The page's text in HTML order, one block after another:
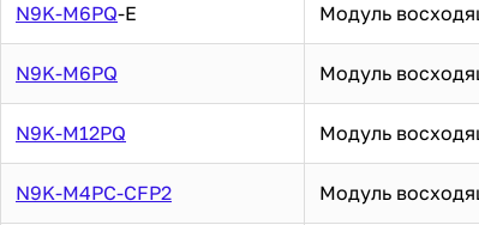
N9K-M6PQ-E Модуль
N9K-M6PQ Модуль
N9K-M12PQ Модуль
N9K-M4PC-CFP2 Модуль